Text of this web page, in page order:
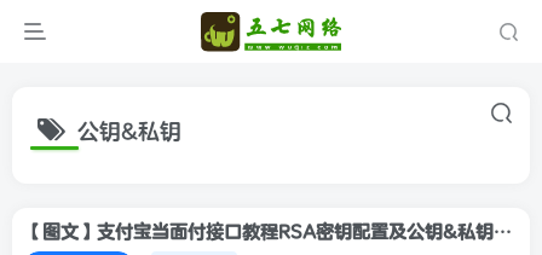
公钥&私钥
【图文】支付宝当面付接口教程RSA密钥配置及公钥&私钥获取方法